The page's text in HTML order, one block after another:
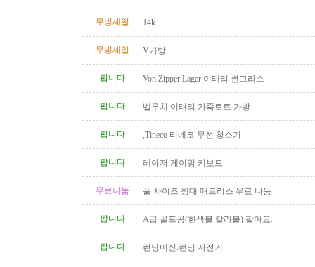
무빙세일 14k
무빙세일 V가방
팝니다 Von Zipper Lager 이태리 썬그라스
팝니다 벨루치 이태리 가죽토트 가방
팝니다 ,Tineco 티네코 무선 청소기
팝니다 레이저 게이밍 키보드
무료나눔 풀 사이즈 침대 매트리스 무료 나눔
팝니다 A급 골프공(힌색볼.칼라볼) 팔아요.
팝니다 런닝머신.런닝 자전거